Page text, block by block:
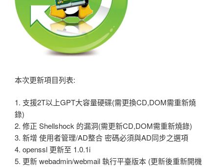
本次更新項目列表:
1. 支援2T以上GPT大容量硬碟(需更換CD,DOM需重新燒
錄)
2. 修正 Shellshock 的漏洞(需更新CD,DOM需重新燒錄)
3. 新增 使用者管理/AD整合 密碼必須與AD同步之選項
4. openssl 更新至 1.0.1i
5. 更新 webadmin/webmail 執行平臺版本 (更新後重新開機